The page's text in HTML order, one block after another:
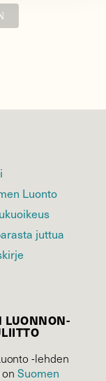
Luonto
juttua
LUONNON­
-lehden
onSuomen